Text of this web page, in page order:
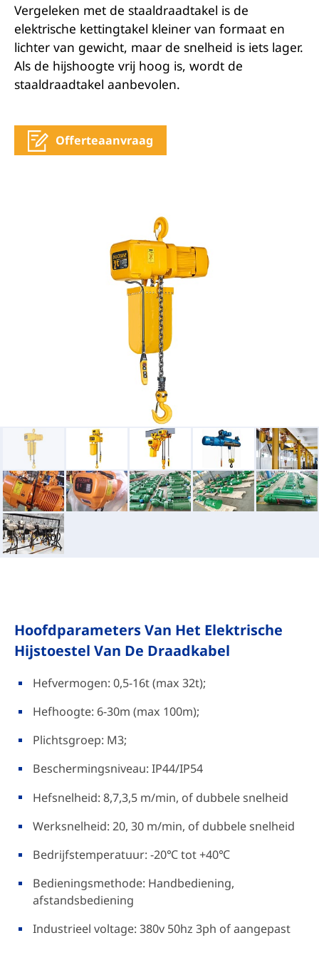
Vergeleken met de staaldraadtakel is de
elektrische kettingtakel kleiner van formaat en
lichter van gewicht, maar de snelheid is iets lager.
Als de hijshoogte vrij hoog is, wordt de
staaldraadtakel aanbevolen.
Offerteaanvraag
Hoofdparameters Van Het Elektrische
Hijstoestel Van De Draadkabel
Hefvermogen: 0,5-16t (max 32t);
Hefhoogte: 6-30m (max 100m);
Plichtsgroep: M3;
Beschermingsniveau: IP44/IP54
Hefsnelheid: 8,7,3,5 m/min, of dubbele snelheid
Werksnelheid: 20, 30 m/min, of dubbele snelheid
Bedrijfstemperatuur: -20℃ tot +40℃
Bedieningsmethode: Handbediening,
afstandsbediening
Industrieel voltage: 380v 50hz 3ph of aangepast